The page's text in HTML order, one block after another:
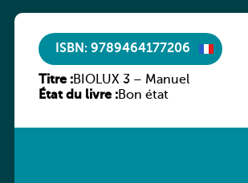
ISBN: 9789464177206
Titre :BIOLUX 3 – Manuel
État du livre :Bon état